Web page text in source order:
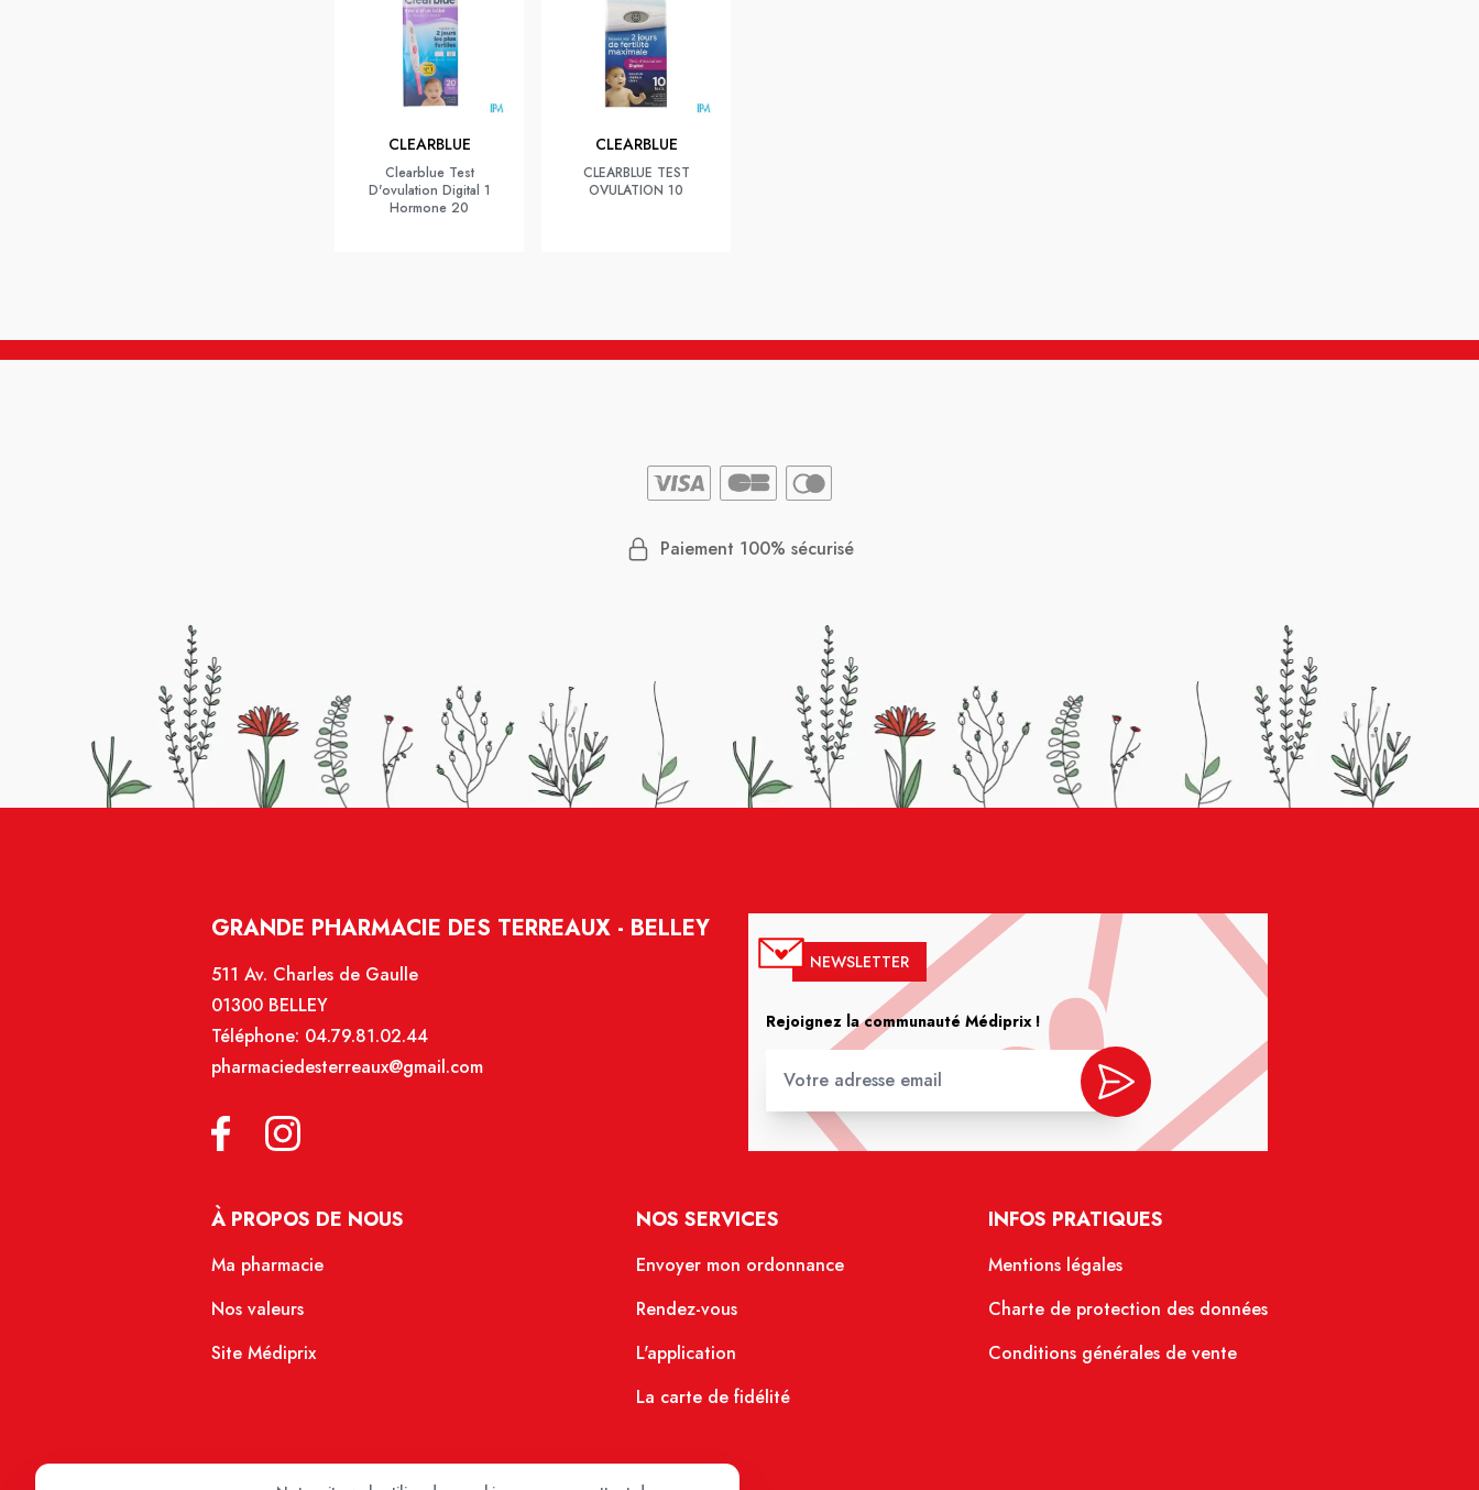
CLEARBLUE
Clearblue Test
D'ovulation Digital 1
Hormone 20
CLEARBLUE
CLEARBLUE TEST
OVULATION 10
Paiement 100% sécurisé
GRANDE PHARMACIE DES TERREAUX - BELLEY
511 Av. Charles de Gaulle
01300 BELLEY
Téléphone: 04.79.81.02.44
pharmaciedesterreaux@gmail.com
NEWSLETTER
Rejoignez la communauté Médiprix !
À PROPOS DE NOUS
Ma pharmacie
Nos valeurs
Site Médiprix
NOS SERVICES
Envoyer mon ordonnance
Rendez-vous
L'application
La carte de fidélité
INFOS PRATIQUES
Mentions légales
Charte de protection des données
Conditions générales de vente